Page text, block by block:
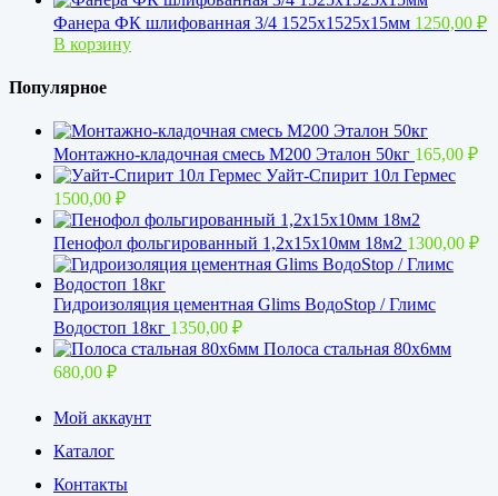
Фанера ФК шлифованная 3/4 1525х1525х15мм 1250,00 ₽
В корзину
Популярное
Монтажно-кладочная смесь М200 Эталон 50кг 165,00 ₽
Уайт-Спирит 10л Гермес
1500,00 ₽
Пенофол фольгированный 1,2x15х10мм 18м2 1300,00 ₽
Гидроизоляция цементная Glims BoдoStop / Глимс
Водостоп 18кг 1350,00 ₽
Полоса стальная 80х6мм
680,00 ₽
Мой аккаунт
Каталог
Контакты